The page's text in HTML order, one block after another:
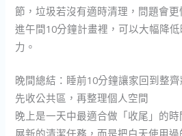
節，垃圾若沒有適時清理，問題會
進午間10分鐘計畫裡，可以大幅降
力。
晚間總結：睡前10分鐘讓家回到整
先收公共區，再整理個人空間
晚上是一天中最適合做「收尾」的